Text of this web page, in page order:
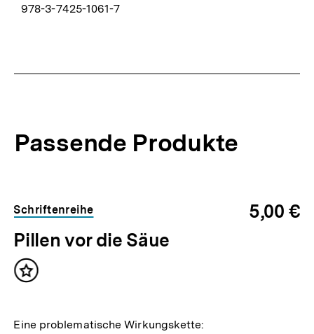
978-3-7425-1061-7
Passende Produkte
Schriftenreihe
5,00 €
Pillen vor die Säue
Inhalt
Eine problematische Wirkungskette: